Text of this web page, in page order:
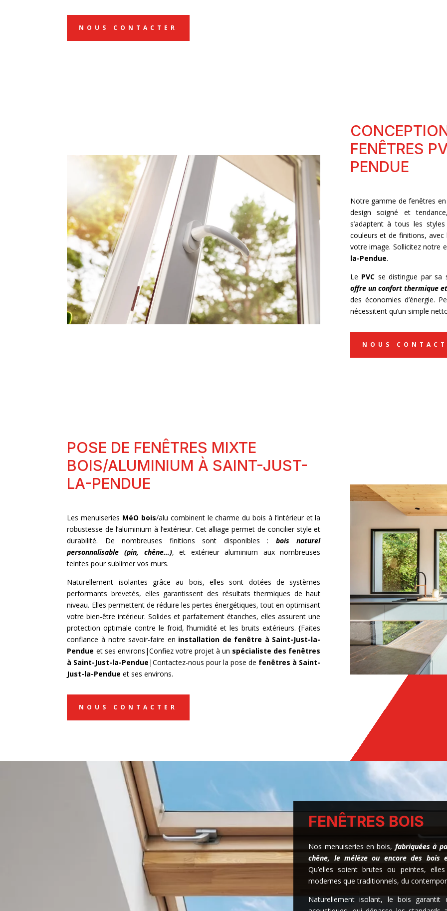
NOUS CONTACTER
FENÊTRES
PENDUE
Notre gamme de fenêtres en
design soigné et
s’adaptent à tous les
couleurs et de finitions,
votre image. Sollicitez notre
la-Pendue.
Le PVC se distingue par sa
offre un confort thermique
des économies d’énergie.
nécessitent qu’un simple
NOUS
POSE DE FENÊTRES MIXTE
BOIS/ALUMINIUM À SAINT-JUST-
LA-PENDUE
Les menuiseries MéO bois/alu combinent le charme du bois à l’intérieur et la
robustesse de l’aluminium à l’extérieur. Cet alliage permet de concilier style et
durabilité. De nombreuses finitions sont disponibles : bois naturel
personnalisable (pin, chêne…), et extérieur aluminium aux nombreuses
teintes pour sublimer vos murs.
Naturellement isolantes grâce au bois, elles sont dotées de systèmes
performants brevetés, elles garantissent des résultats thermiques de haut
niveau. Elles permettent de réduire les pertes énergétiques, tout en optimisant
votre bien-être intérieur. Solides et parfaitement étanches, elles assurent une
protection optimale contre le froid, l’humidité et les bruits extérieurs. {Faites
confiance à notre savoir-faire en installation de fenêtre à Saint-Just-la-
Pendue et ses environs|Confiez votre projet à un spécialiste des fenêtres
à Saint-Just-la-Pendue |Contactez-nous pour la pose de fenêtres à Saint-
Just-la-Pendue et ses environs.
NOUS CONTACTER
FENÊTRES BOIS
Nos menuiseries en bois, fabriquées à
chêne, le mélèze ou encore des bois
Qu’elles soient brutes ou peintes,
modernes que traditionnels, du
Naturellement isolant, le bois garantit